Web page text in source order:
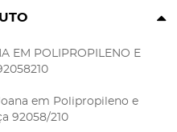
EM POLIPROPILENO E
em Polipropileno e
92058/210